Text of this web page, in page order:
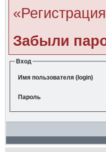
Забыли
Вход
Имя пользователя (login)
Пароль